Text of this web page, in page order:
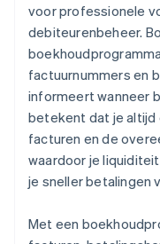
voor professionele
debiteurenbeheer.
factuurnummers en
informeert wanneer
betekent dat je altijd
facturen en de
waardoor je
je sneller betalingen
Met een